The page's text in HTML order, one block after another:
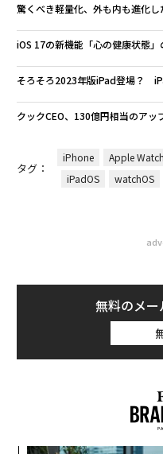
驚くべき軽量化、外も内も進化
iOS 17の新機能「心の健康状態
そろそろ2023年版iPad登場？
クックCEO、130億円相当のア
タグ：
iPhone Apple Watch
iPadOS
watchOS
無料のメ